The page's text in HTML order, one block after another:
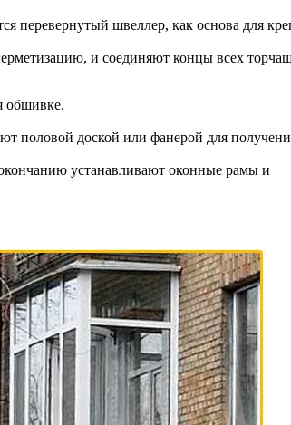
перевернутый швеллер, как основа для
и соединяют концы всех
обшивке.
половой доской или фанерой для
устанавливают оконные рамы и